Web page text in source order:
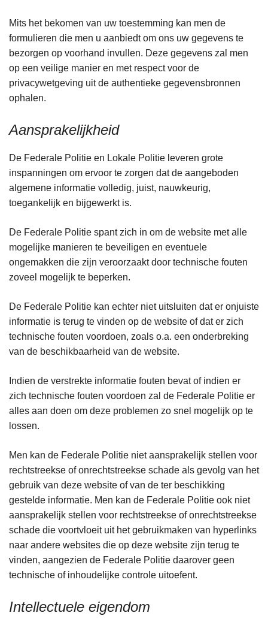
Mits het bekomen van uw toestemming kan men de
formulieren die men u aanbiedt om ons uw gegevens te
bezorgen op voorhand invullen. Deze gegevens zal men
op een veilige manier en met respect voor de
privacywetgeving uit de authentieke gegevensbronnen
ophalen.
Aansprakelijkheid
De Federale Politie en Lokale Politie leveren grote
inspanningen om ervoor te zorgen dat de aangeboden
algemene informatie volledig, juist, nauwkeurig,
toegankelijk en bijgewerkt is.
De Federale Politie spant zich in om de website met alle
mogelijke manieren te beveiligen en eventuele
ongemakken die zijn veroorzaakt door technische fouten
zoveel mogelijk te beperken.
De Federale Politie kan echter niet uitsluiten dat er onjuiste
informatie is terug te vinden op de website of dat er zich
technische fouten voordoen, zoals o.a. een onderbreking
van de beschikbaarheid van de website.
Indien de verstrekte informatie fouten bevat of indien er
zich technische fouten voordoen zal de Federale Politie er
alles aan doen om deze problemen zo snel mogelijk op te
lossen.
Men kan de Federale Politie niet aansprakelijk stellen voor
rechtstreekse of onrechtstreekse schade als gevolg van het
gebruik van deze website of van de ter beschikking
gestelde informatie. Men kan de Federale Politie ook niet
aansprakelijk stellen voor rechtstreekse of onrechtstreekse
schade die voortvloeit uit het gebruikmaken van hyperlinks
naar andere websites die op deze website zijn terug te
vinden, aangezien de Federale Politie daarover geen
technische of inhoudelijke controle uitoefent.
Intellectuele eigendom